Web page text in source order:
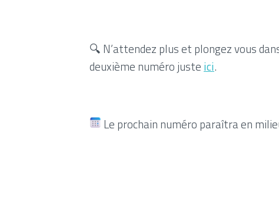
🔍 N’attendez plus et plongez vous
deuxième numéro juste ici.
Le prochain numéro paraîtra en